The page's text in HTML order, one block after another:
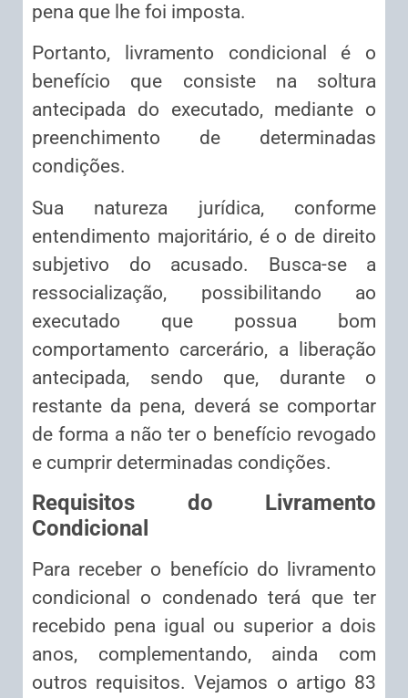
pena que lhe foi imposta.
Portanto, livramento condicional é o
benefício que consiste na soltura
antecipada do executado, mediante o
preenchimento de determinadas
condições.
Sua natureza jurídica, conforme
entendimento majoritário, é o de direito
subjetivo do acusado. Busca-se a
ressocialização, possibilitando ao
executado que possua bom
comportamento carcerário, a liberação
antecipada, sendo que, durante o
restante da pena, deverá se comportar
de forma a não ter o benefício revogado
e cumprir determinadas condições.
Requisitos do Livramento
Condicional
Para receber o benefício do livramento
condicional o condenado terá que ter
recebido pena igual ou superior a dois
anos, complementando, ainda com
outros requisitos. Vejamos o artigo 83